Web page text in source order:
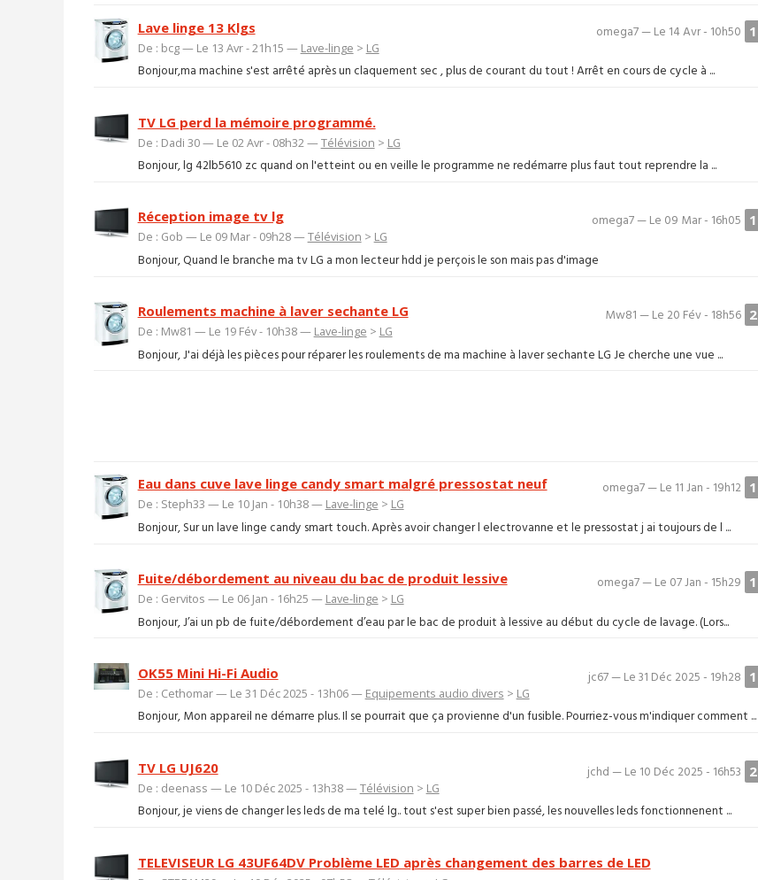
1
omega7 — Le 14 Avr - 10h50
Lave linge 13 Klgs
De : bcg — Le 13 Avr - 21h15 — Lave-linge > LG
Bonjour,ma machine s'est arrêté après un claquement sec , plus de courant du tout ! Arrêt en cours de cycle à ...
TV LG perd la mémoire programmé.
De : Dadi 30 — Le 02 Avr - 08h32 —Télévision > LG
Bonjour, lg 42lb5610 zc quand on l'etteint ou en veille le programme ne redémarre plus faut tout reprendre la ...
1
omega7 — Le 09 Mar - 16h05
Réception image tv lg
De : Gob — Le 09 Mar - 09h28 —Télévision > LG
Bonjour, Quand le branche ma tv LG a mon lecteur hdd je perçois le son mais pas d'image
2
Mw81 — Le 20 Fév - 18h56
Roulements machine à laver sechante LG
De : Mw81 — Le 19 Fév - 10h38 — Lave-linge > LG
Bonjour, J'ai déjà les pièces pour réparer les roulements de ma machine à laver sechante LG Je cherche une vue ...
1
omega7 — Le 11 Jan - 19h12
Eau dans cuve lave linge candy smart malgré pressostat neuf
De : Steph33 — Le 10 Jan - 10h38 — Lave-linge > LG
Bonjour, Sur un lave linge candy smart touch. Après avoir changer l electrovanne et le pressostat j ai toujours de l ...
1
omega7 — Le 07 Jan - 15h29
Fuite/débordement au niveau du bac de produit lessive
De : Gervitos — Le 06 Jan - 16h25 — Lave-linge > LG
Bonjour, J’ai un pb de fuite/débordement d’eau par le bac de produit à lessive au début du cycle de lavage. (Lors...
1
jc67 — Le 31 Déc 2025 - 19h28
OK55 Mini Hi-Fi Audio
De : Cethomar — Le 31 Déc 2025 - 13h06 — Equipements audio divers > LG
Bonjour, Mon appareil ne démarre plus. Il se pourrait que ça provienne d'un fusible. Pourriez-vous m'indiquer comment ...
2
jchd — Le 10 Déc 2025 - 16h53
TV LG UJ620
De : deenass — Le 10 Déc 2025 - 13h38 —Télévision > LG
Bonjour, je viens de changer les leds de ma telé lg.. tout s'est super bien passé, les nouvelles leds fonctionnenent ...
TELEVISEUR LG 43UF64DV Problème LED après changement des barres de LED